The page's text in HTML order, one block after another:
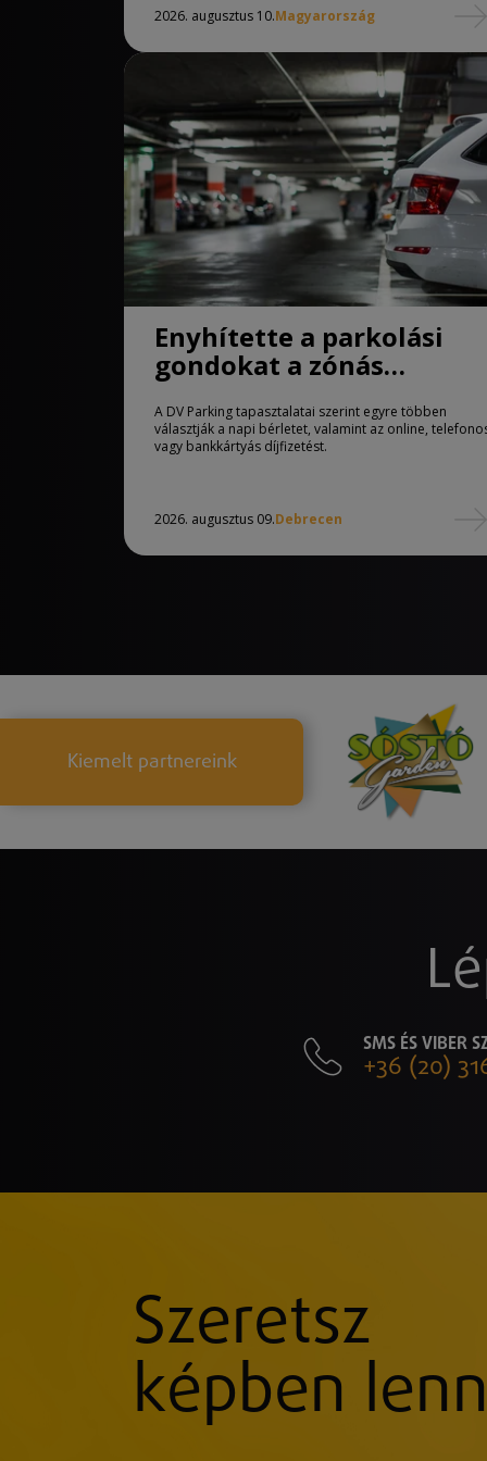
2026. augusztus 10.Magyarország
Enyhítette a parkolási
gondokat a zónás
rendszer Debrecenben
A DV Parking tapasztalatai szerint egyre többen
választják a napi bérletet, valamint az online,
vagy bankkártyás díjfizetést.
2026. augusztus 09.Debrecen
Kiemelt partnereink
SMS ÉS VIBER
+36 (20)
Szeretsz
képben